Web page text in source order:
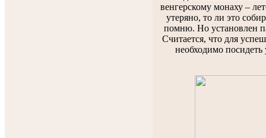
венгерскому монаху –
утеряно, то ли это
помню. Но установлен
Считается, что для
необходимо посидеть